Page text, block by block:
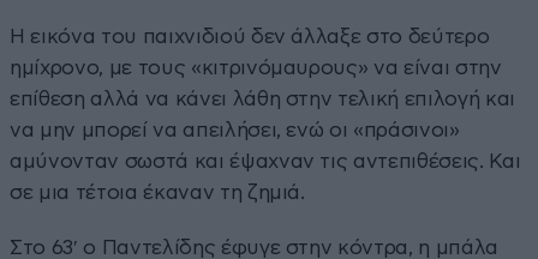
Η εικόνα του παιχνιδιού δεν άλλαξε στο δεύτερο
ημίχρονο, με τους «κιτρινόμαυρους» να είναι στην
επίθεση αλλά να κάνει λάθη στην τελική επιλογή και
να μην μπορεί να απειλήσει, ενώ οι «πράσινοι»
αμύνονταν σωστά και έψαχναν τις αντεπιθέσεις. Και
σε μια τέτοια έκαναν τη ζημιά.
Στο 63′ ο Παντελίδης έφυγε στην κόντρα, η μπάλα